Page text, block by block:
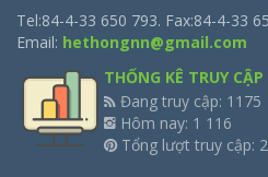
Tel:84-4-33 650 793. Fax:84-4-33
Email: hethongnn@gmail.com
THỐNG KÊ TRUY CẬP
Đang truy cập: 1175
Hôm nay: 1 116
Tổng lượt truy cập: